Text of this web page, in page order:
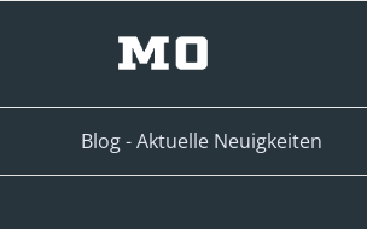
Blog - Aktuelle Neuigkeiten